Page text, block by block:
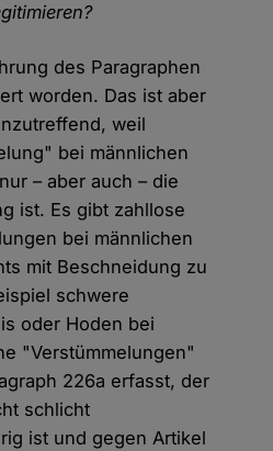
des Paragraphen
worden. Das ist aber
weil
bei männlichen
– aber auch – die
ist. Es gibt zahllose
bei männlichen
mit Beschneidung zu
schwere
oder Hoden bei
"Verstümmelungen"
226a erfasst, der
schlicht
ist und gegen Artikel